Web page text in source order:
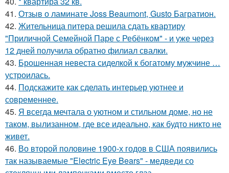
41. Отзыв о ламинате Joss Beaumont, Gusto Багратион.
42. Жительница питера решила сдать квартиру
"Приличной Семейной Паре с Ребёнком" - и уже через
12 дней получила обратно филиал свалки.
43. Брошенная невеста сиделкой к богатому мужчине …
устроилась.
44. Подскажите как сделать интерьер уютнее и
современнее.
45. Я всегда мечтала о уютном и стильном доме, но не
таком, вылизанном, где все идеально, как будто никто не
живет.
46. Во второй половине 1900-х годов в США появились
так называемые "Electric Eye Bears" - медведи со